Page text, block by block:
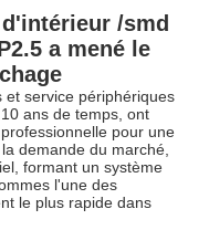
/smd
a mené le
et service périphériques
ans de temps, ont
pour une
demande du marché,
formant un système
l'une des
le plus rapide dans